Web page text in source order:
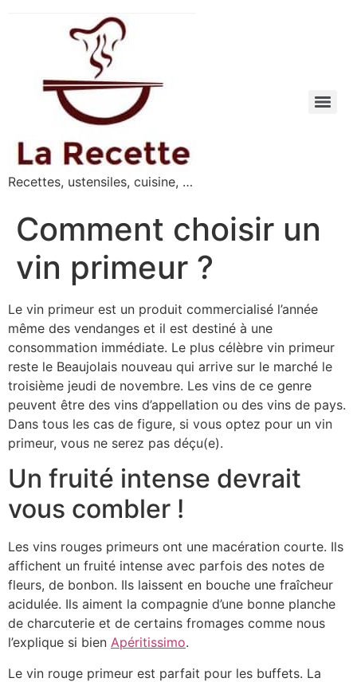
Recettes, ustensiles, cuisine, …
Comment choisir un
vin primeur ?
Le vin primeur est un produit commercialisé l’année
même des vendanges et il est destiné à une
consommation immédiate. Le plus célèbre vin primeur
reste le Beaujolais nouveau qui arrive sur le marché le
troisième jeudi de novembre. Les vins de ce genre
peuvent être des vins d’appellation ou des vins de pays.
Dans tous les cas de figure, si vous optez pour un vin
primeur, vous ne serez pas déçu(e).
Un fruité intense devrait
vous combler !
Les vins rouges primeurs ont une macération courte. Ils
affichent un fruité intense avec parfois des notes de
fleurs, de bonbon. Ils laissent en bouche une fraîcheur
acidulée. Ils aiment la compagnie d’une bonne planche
de charcuterie et de certains fromages comme nous
l’explique si bien Apéritissimo.
Le vin rouge primeur est parfait pour les buffets. La